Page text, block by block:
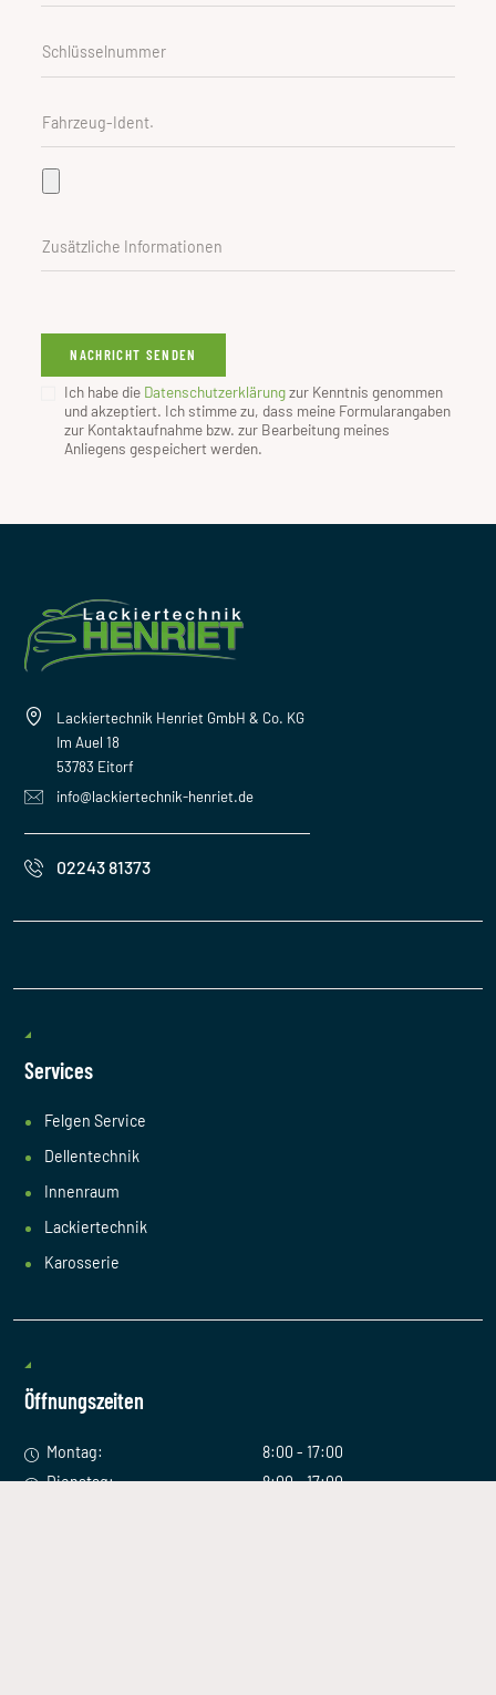
Ich habe die Datenschutzerklärungzur Kenntnis genommen
und akzeptiert. Ich stimme zu, dass meine Formularangaben
zur Kontaktaufnahme bzw. zur Bearbeitung meines
Anliegens gespeichert werden.
Lackiertechnik Henriet GmbH & Co. KG
Im Auel 18
53783 Eitorf
info@lackiertechnik-henriet.de
02243 81373
Services
Felgen Service
Dellentechnik
Innenraum
Lackiertechnik
Karosserie
Öffnungszeiten
Montag:
8:00 - 17:00
Dienstag:
8:00 - 17:00